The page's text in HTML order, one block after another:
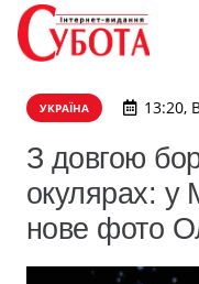
УКРАЇНА 13:20,
З довгою
окулярах: у
нове фото